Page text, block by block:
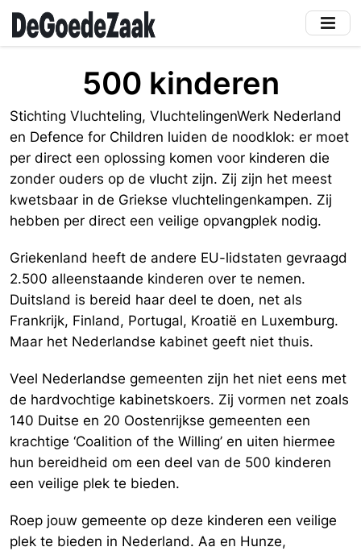
Skip
main
500 kinderen
Stichting Vluchteling, VluchtelingenWerk Nederland
en Defence for Children luiden de noodklok: er moet
per direct een oplossing komen voor kinderen die
zonder ouders op de vlucht zijn. Zij zijn het meest
kwetsbaar in de Griekse vluchtelingenkampen. Zij
hebben per direct een veilige opvangplek nodig.
Griekenland heeft de andere EU-lidstaten gevraagd
2.500 alleenstaande kinderen over te nemen.
Duitsland is bereid haar deel te doen, net als
Frankrijk, Finland, Portugal, Kroatië en Luxemburg.
Maar het Nederlandse kabinet geeft niet thuis.
Veel Nederlandse gemeenten zijn het niet eens met
de hardvochtige kabinetskoers. Zij vormen net zoals
140 Duitse en 20 Oostenrijkse gemeenten een
krachtige ‘Coalition of the Willing’ en uiten hiermee
hun bereidheid om een deel van de 500 kinderen
een veilige plek te bieden.
Roep jouw gemeente op deze kinderen een veilige
plek te bieden in Nederland. Aa en Hunze,